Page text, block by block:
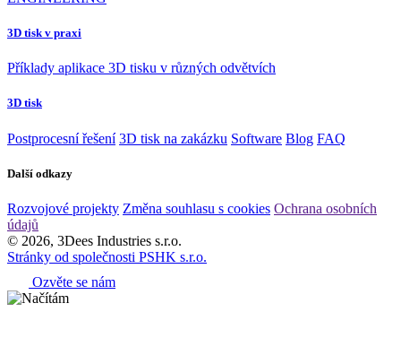
3D tisk v praxi
Příklady aplikace 3D tisku v různých odvětvích
3D tisk
Postprocesní řešení 3D tisk na zakázku Software Blog FAQ
Další odkazy
Rozvojové projekty Změna souhlasu s cookies Ochrana osobních
údajů
© 2026, 3Dees Industries s.r.o.
Stránky od společnosti PSHK s.r.o.
Ozvěte se nám